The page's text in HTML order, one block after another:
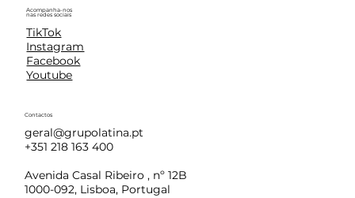
Acompanha-nos
nas redes sociais
TikTok
Instagram
Facebook
Youtube
Contactos
geral@grupolatina.pt
+351 218 163 400
Avenida Casal Ribeiro , nº 12B
1000-092, Lisboa, Portugal